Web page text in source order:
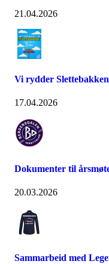
21.04.2026
Vi rydder
17.04.2026
Dokumenter til
20.03.2026
Sammarbeid med